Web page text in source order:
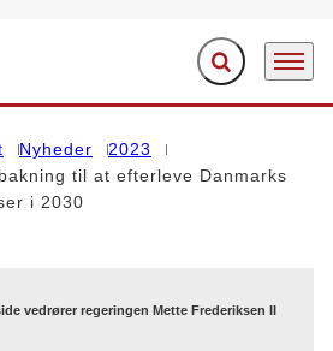
Fold søgefelt ud
Menu
Nyheder
2023
til at efterleve Danmarks
i 2030
vedrører regeringen Mette Frederiksen II